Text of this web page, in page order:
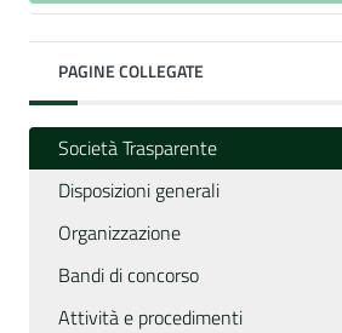
PAGINE COLLEGATE
Società Trasparente
Disposizioni generali
Organizzazione
Bandi di concorso
Attività e procedimenti